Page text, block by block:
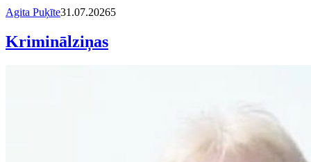
Agita Puķīte31.07.20265
Kriminālziņas